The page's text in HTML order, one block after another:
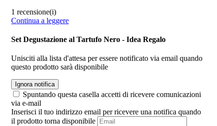
1 recensione(i)
Continua a leggere
Set Degustazione al Tartufo Nero - Idea Regalo
Unisciti alla lista d'attesa per essere notificato via email quando
questo prodotto sarà disponibile
Ignora notifica
Spuntando questa casella accetti di ricevere comunicazioni
via e-mail
Inserisci il tuo indirizzo email per ricevere una notifica quando
il prodotto torna disponibile